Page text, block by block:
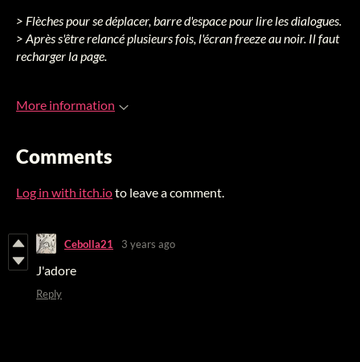
> Flèches pour se déplacer, barre d'espace pour lire les dialogues.
> Après s'être relancé plusieurs fois, l'écran freeze au noir. Il faut
recharger la page.
More information
Comments
Log in with itch.ioto leave a comment.
Cebolla21 3 years ago
J'adore
Reply